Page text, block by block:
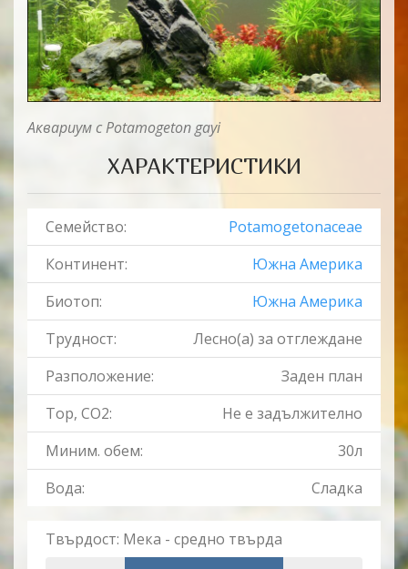
Аквариум сPotamogeton gayi
ХАРАКТЕРИСТИКИ
Семейство:
Potamogetonaceae
Континент:
Южна Америка
Биотоп:
Южна Америка
Трудност:
Лесно(a) за отглеждане
Разположение:
Заден план
Тор, CO2:
Не е задължително
Миним. обем:
30л
Вода:
Сладка
Твърдост: Мека - средно твърда